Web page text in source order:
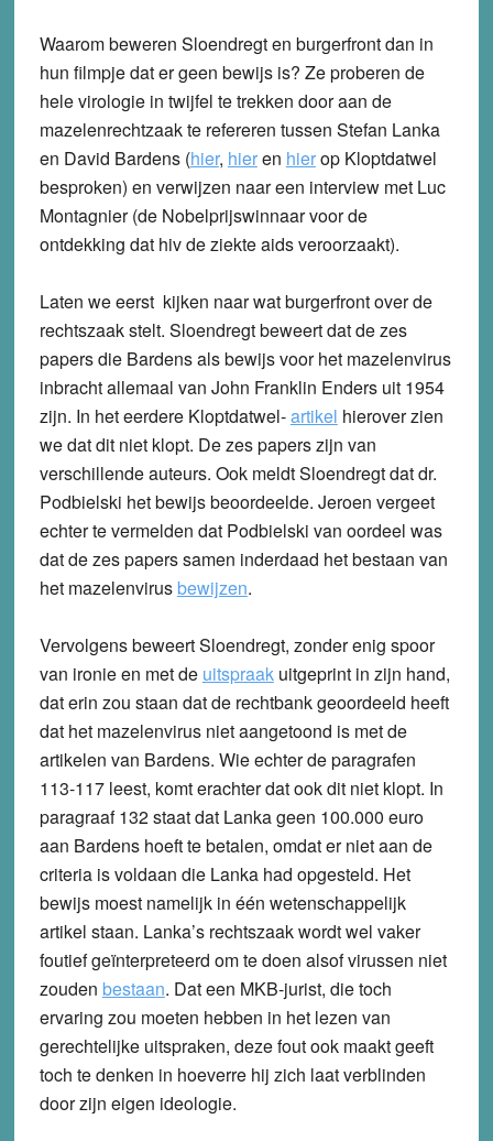
Waarom beweren Sloendregt en burgerfront dan in
hun filmpje dat er geen bewijs is? Ze proberen de
hele virologie in twijfel te trekken door aan de
mazelenrechtzaak te refereren tussen Stefan Lanka
en David Bardens (hier, hieren hierop Kloptdatwel
besproken) en verwijzen naar een interview met Luc
Montagnier (de Nobelprijswinnaar voor de
ontdekking dat hiv de ziekte aids veroorzaakt).
Laten we eerst kijken naar wat burgerfront over de
rechtszaak stelt. Sloendregt beweert dat de zes
papers die Bardens als bewijs voor het mazelenvirus
inbracht allemaal van John Franklin Enders uit 1954
zijn. In het eerdere Kloptdatwel-artikel hierover zien
we dat dit niet klopt. De zes papers zijn van
verschillende auteurs. Ook meldt Sloendregt dat dr.
Podbielski het bewijs beoordeelde. Jeroen vergeet
echter te vermelden dat Podbielski van oordeel was
dat de zes papers samen inderdaad het bestaan van
het mazelenvirus bewijzen.
Vervolgens beweert Sloendregt, zonder enig spoor
van ironie en met de uitspraakuitgeprint in zijn hand,
dat erin zou staan dat de rechtbank geoordeeld heeft
dat het mazelenvirus niet aangetoond is met de
artikelen van Bardens. Wie echter de paragrafen
113-117 leest, komt erachter dat ook dit niet klopt. In
paragraaf 132 staat dat Lanka geen 100.000 euro
aan Bardens hoeft te betalen, omdat er niet aan de
criteria is voldaan die Lanka had opgesteld. Het
bewijs moest namelijk in één wetenschappelijk
artikel staan. Lanka’s rechtszaak wordt wel vaker
foutief geïnterpreteerd om te doen alsof virussen niet
zouden bestaan. Dat een MKB-jurist, die toch
ervaring zou moeten hebben in het lezen van
gerechtelijke uitspraken, deze fout ook maakt geeft
toch te denken in hoeverre hij zich laat verblinden
door zijn eigen ideologie.